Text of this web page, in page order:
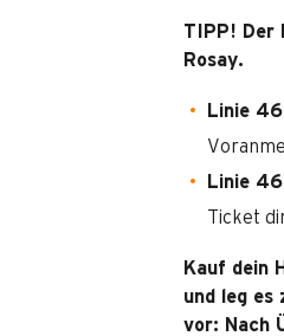
TIPP! Der
Rosay.
Linie
Linie
Ticket
Kauf dein
und leg es
vor: Nach